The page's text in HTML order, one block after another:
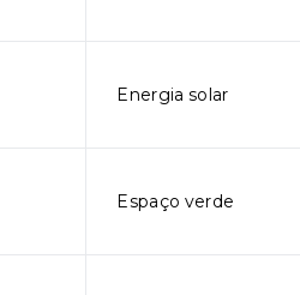
Energia solar
Espaço verde